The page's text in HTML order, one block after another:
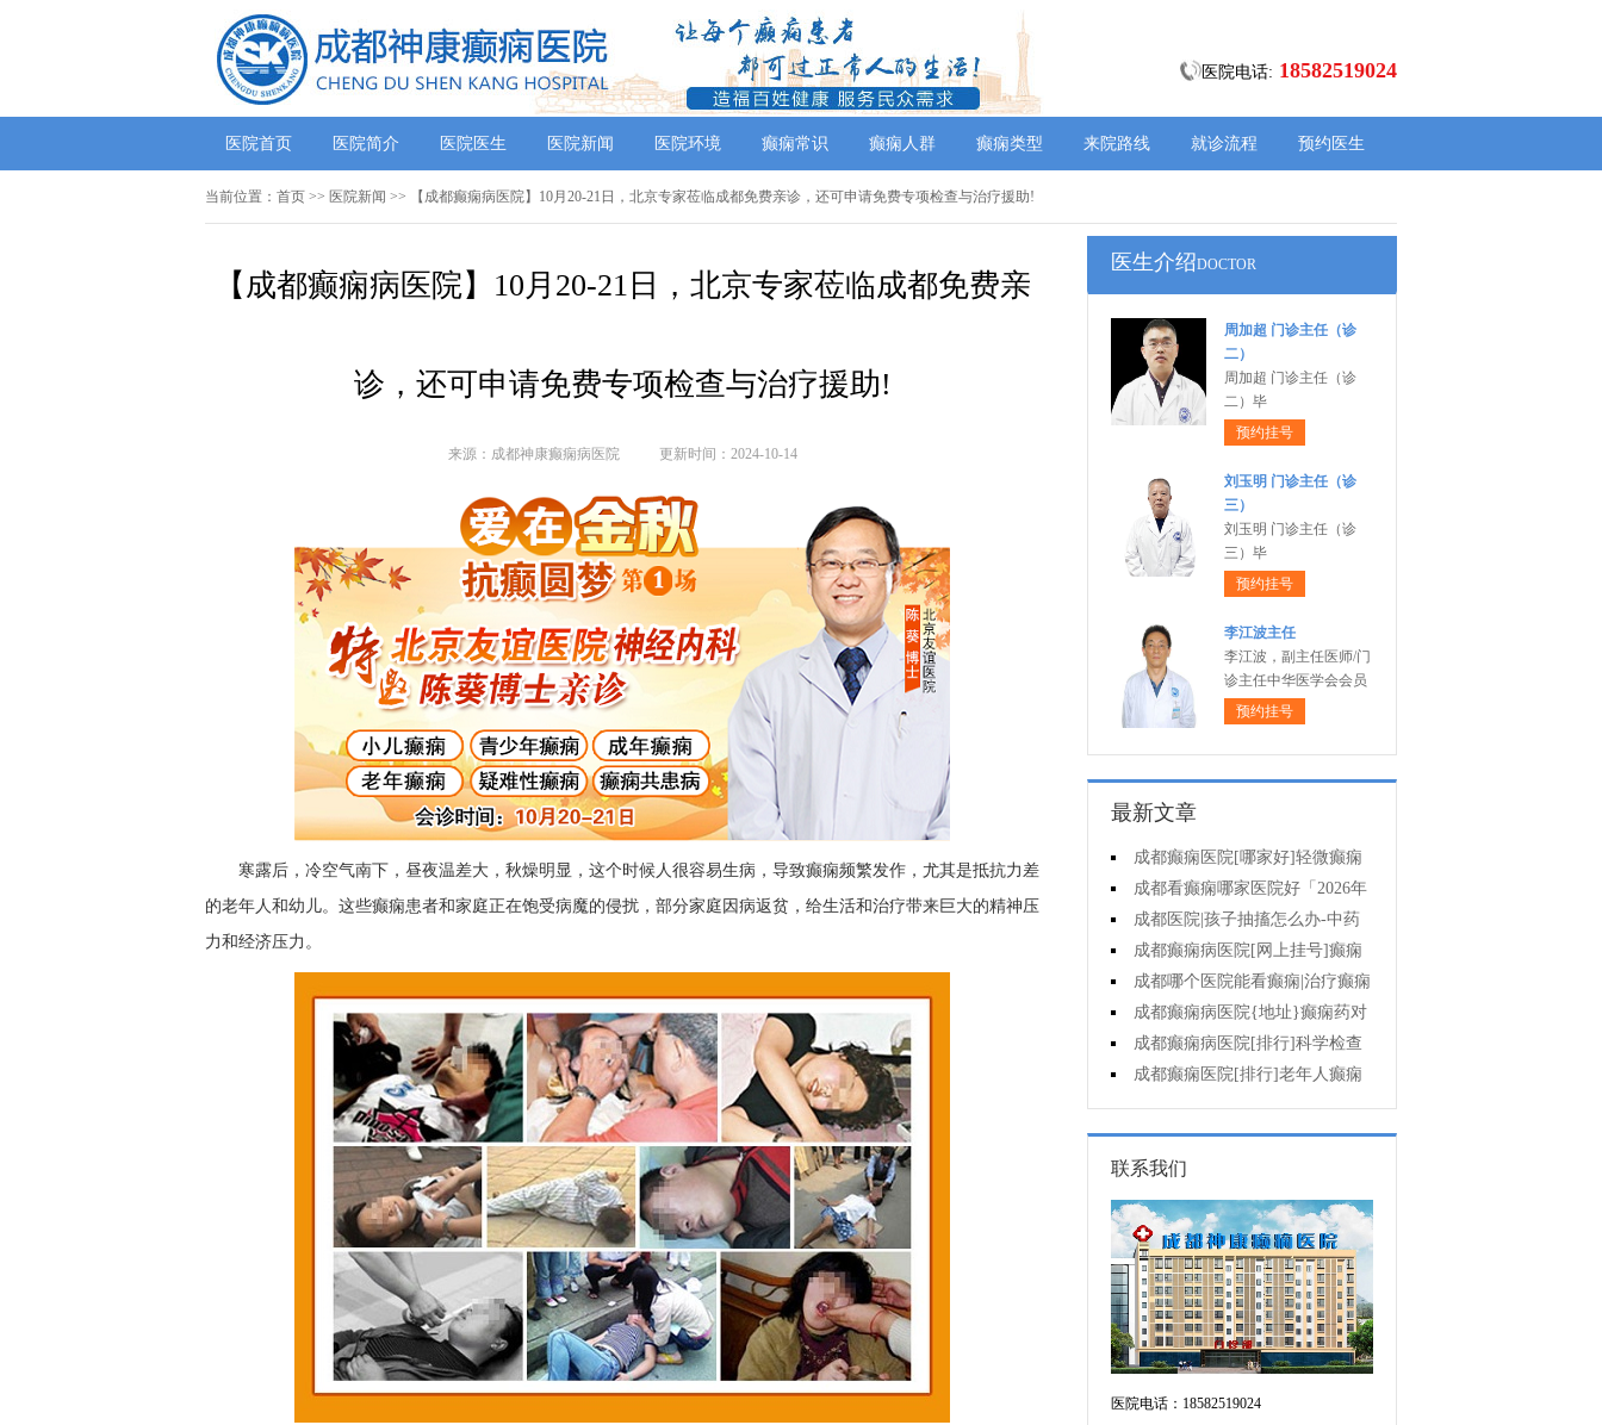
医院电话: 18582519024
医院首页 医院简介 医院医生 医院新闻 医院环境 癫痫常识 癫痫人群 癫痫类型 来院路线 就诊流程 预约医生
当前位置： 首页 >> 医院新闻 >> 【成都癫痫病医院】10月20-21日，北京专家莅临成都免费亲诊，还可申请免费专项检查与治疗援助!
【成都癫痫病医院】10月20-21日，北京专家莅临成都免费亲
诊，还可申请免费专项检查与治疗援助!
来源：成都神康癫痫病医院 更新时间：2024-10-14
寒露后，冷空气南下，昼夜温差大，秋燥明显，这个时候人很容易生病，导致癫痫频繁发作，尤其是抵抗力差
的老年人和幼儿。这些癫痫患者和家庭正在饱受病魔的侵扰，部分家庭因病返贫，给生活和治疗带来巨大的精神压
力和经济压力。
医生介绍DOCTOR
周加超 门诊主任（诊
二）
周加超 门诊主任（诊
二）毕
预约挂号
刘玉明 门诊主任（诊
三）
刘玉明 门诊主任（诊
三）毕
预约挂号
李江波主任
李江波，副主任医师/门
诊主任中华医学会会员
预约挂号
最新文章
成都癫痫医院[哪家好]轻微癫痫
可以不治疗吗?
成都看癫痫哪家医院好「2026年
度公布」癫痫发作时要做什么?
成都医院|孩子抽搐怎么办-中药
能治疗癫痫吗?
成都癫痫病医院[网上挂号]癫痫
护理的要点是什么?
成都哪个医院能看癫痫|治疗癫痫
有哪些误区?
成都癫痫病医院{地址}癫痫药对
孩子有伤害吗?
成都癫痫病医院[排行]科学检查
癫痫的重要性?
成都癫痫医院[排行]老年人癫痫
发作时应该怎么办?
联系我们
医院电话：18582519024